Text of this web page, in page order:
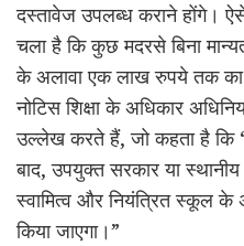
दस्तावेज उपलब्ध कराने होंगे। ऐसे
चला है कि कुछ मदरसे बिना
के अलावा एक लाख रुपये तक का
नोटिस शिक्षा के अधिकार
उल्लेख करते हैं, जो कहता है कि
बाद, उपयुक्त सरकार या स्थानीय
स्वामित्व और नियंत्रित स्कूल के
किया जाएगा।”